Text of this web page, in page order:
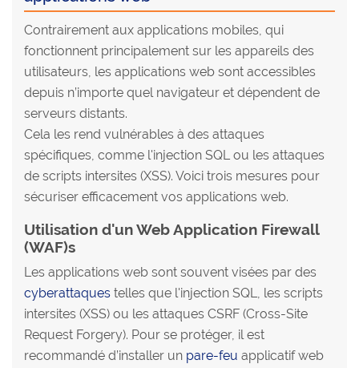
Contrairement aux applications mobiles, qui
fonctionnent principalement sur les appareils des
utilisateurs, les applications web sont accessibles
depuis n’importe quel navigateur et dépendent de
serveurs distants.
Cela les rend vulnérables à des attaques
spécifiques, comme l'injection SQL ou les attaques
de scripts intersites (XSS). Voici trois mesures pour
sécuriser efficacement vos applications web.
Utilisation d'un Web Application Firewall
(WAF)s
Les applications web sont souvent visées par des
cyberattaques telles que l'injection SQL, les scripts
intersites (XSS) ou les attaques CSRF (Cross-Site
Request Forgery). Pour se protéger, il est
recommandé d’installer un pare-feu applicatif web